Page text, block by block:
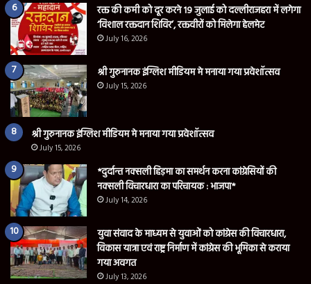
रक्त की कमी को दूर करने 19 जुलाई को दल्लीराजहरा में लगेगा
‘विशाल रक्तदान शिविर’, रक्तवीरों को मिलेगा हेलमेट
July 16, 2026
श्री गुरुनानक इंग्लिश मीडियम मे मनाया गया प्रवेशॉत्सव
July 15, 2026
श्री गुरुनानक इंग्लिश मीडियम मे मनाया गया प्रवेशॉत्सव
July 15, 2026
*दुर्दान्त नक्सली हिड़मा का समर्थन करना कांग्रेसियों की
नक्सली विचारधारा का परिचायक : भाजपा*
July 14, 2026
युवा संवाद के माध्यम से युवाओं को कांग्रेस की विचारधारा,
विकास यात्रा एवं राष्ट्र निर्माण में कांग्रेस की भूमिका से कराया
गया अवगत
July 13, 2026